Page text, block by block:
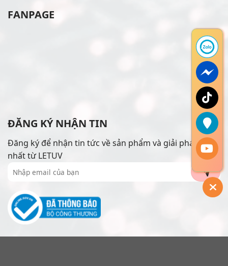
FANPAGE
ĐĂNG KÝ NHẬN TIN
Đăng ký để nhận tin tức về sản phẩm và giải pháp mới
nhất từ LETUV